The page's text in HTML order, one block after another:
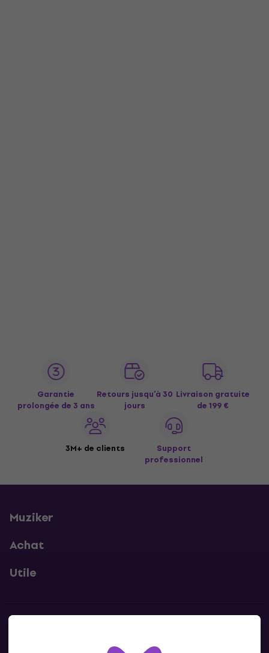
Garantie
prolongée de 3 ans
Retours jusqu’à 30
jours
Livraison gratuite
de 199 €
3M+ de clients
Support
professionnel
Muziker
Achat
Utile